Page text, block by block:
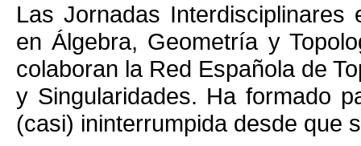
Las Jornadas Interdisciplinares
en Álgebra, Geometría y
colaboran la Red Española de
y Singularidades. Ha formado
(casi) ininterrumpida desde que